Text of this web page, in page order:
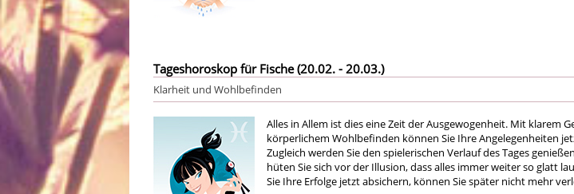
Tageshoroskop für Fische (20.02. - 20.03.)
Klarheit und Wohlbefinden
Alles in Allem ist dies eine Zeit der Ausgewogenheit. Mit klarem
körperlichem Wohlbefinden können Sie Ihre Angelegenheiten
Zugleich werden Sie den spielerischen Verlauf des Tages
hüten Sie sich vor der Illusion, dass alles immer weiter so glatt
Sie Ihre Erfolge jetzt absichern, können Sie später nicht mehr